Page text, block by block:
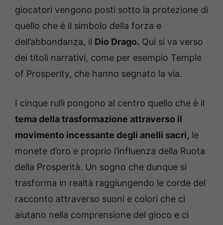
giocatori vengono posti sotto la protezione di
quello che è il simbolo della forza e
dell’abbondanza, il Dio Drago. Qui si va verso
dei titoli narrativi, come per esempio Temple
of Prosperity, che hanno segnato la via.
I cinque rulli pongono al centro quello che è il
tema della trasformazione attraverso il
movimento incessante degli anelli sacri, le
monete d’oro e proprio l’influenza della Ruota
della Prosperità. Un sogno che dunque si
trasforma in realtà raggiungendo le corde del
racconto attraverso suoni e colori che ci
aiutano nella comprensione del gioco e ci